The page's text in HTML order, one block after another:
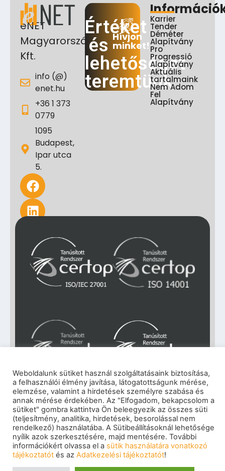
eNET
Magyarország
Kft.
info (@)
enet.hu
+36 1 373
0779
1095
Budapest,
Ipar utca
5.
Értéket
és
lehetőséget
teremtünk
Hívjon
minket!
Karrier
Tender
Déméter
Alapítvány
Pro
Progressió
Alapítvány
Aktuális
tartalmaink
Nem Adom
Fel
Alapítvány
Impresszum|Adatkezelési tájékoztató|
Cookie szabályzat|Visszaélés-bejelentés |
Szerzői jogok
© 2026 eNET Magyaroszág Kft. – Minden jog
fenntartva
Weboldalunk sütiket használ szolgáltatásaink biztosítása,
a felhasználói élmény javítása, látogatottságunk mérése,
elemzése, valamint a hirdetések személyre szabása és
annak mérése érdekében. Az "Elfogadom, bekapcsolom a
sütiket" gombra kattintva Ön beleegyezik az összes süti
(teljesítmény, analitika, hirdetések, besorolással nem
rendelkező) használatába. A Sütibeállításoknál lehetősége
nyílik azok szerkesztésére, majd mentésére. További
információkért olvassa el a sütik használatára vonatkozó
tájékoztatót és az Adatkezelési tájékoztatót!